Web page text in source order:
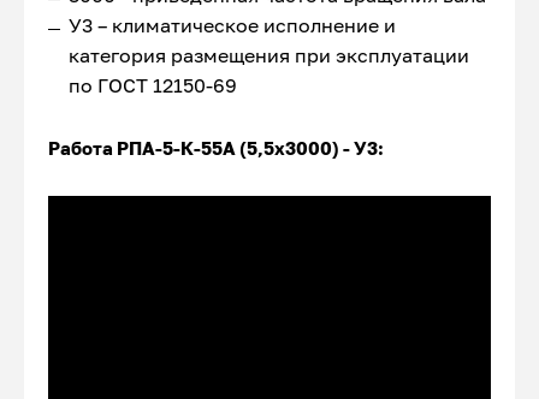
У3 – климатическое исполнение и
категория размещения при эксплуатации
по ГОСТ 12150-69
Работа РПА-5-К-55А (5,5х3000) -У3: